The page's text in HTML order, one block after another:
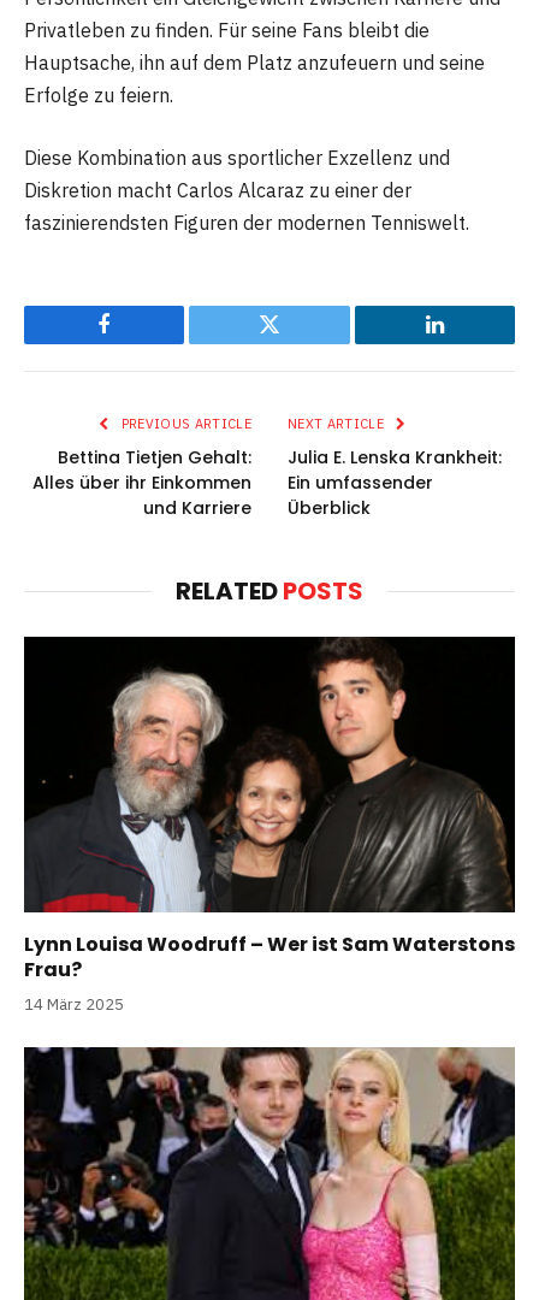
Privatleben zu finden. Für seine Fans bleibt die
Hauptsache, ihn auf dem Platz anzufeuern und seine
Erfolge zu feiern.
Diese Kombination aus sportlicher Exzellenz und
Diskretion macht Carlos Alcaraz zu einer der
faszinierendsten Figuren der modernen Tenniswelt.
Facebook Twitter LinkedIn
PREVIOUS ARTICLE
Bettina Tietjen Gehalt:
Alles über ihr Einkommen
und Karriere
NEXT ARTICLE
Julia E. Lenska Krankheit:
Ein umfassender
Überblick
RELATEDPOSTS
Lynn Louisa Woodruff – Wer ist Sam Waterstons
Frau?
14 März 2025